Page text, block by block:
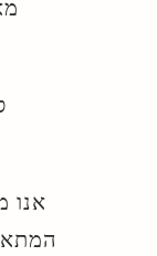
אנו